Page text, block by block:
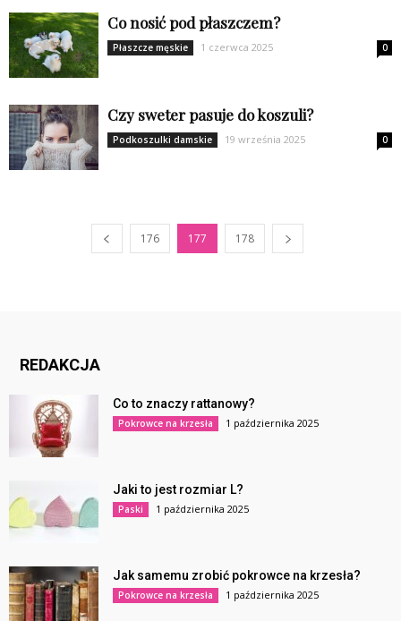
Co nosić pod płaszczem?
Płaszcze męskie 1 czerwca 2025 0
Czy sweter pasuje do koszuli?
Podkoszulki damskie 19 września 2025 0
176 177 178
REDAKCJA
Co to znaczy rattanowy?
Pokrowce na krzesła 1 października 2025
Jaki to jest rozmiar L?
Paski 1 października 2025
Jak samemu zrobić pokrowce na krzesła?
Pokrowce na krzesła 1 października 2025